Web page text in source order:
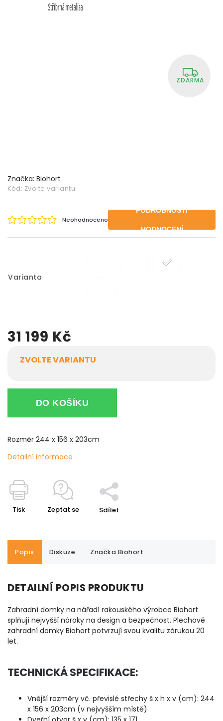
ZDARMA
Značka: Biohort
Kód: Zvolte variantu
Neohodnoceno
PODROBNOSTI
HODNOCENÍ
Varianta
31 199 Kč
ZVOLTE VARIANTU
DO KOŠÍKU
Rozměr 244 x 156 x 203cm
Detailní informace
Tisk Zeptat se Sdílet
Popis Diskuze Značka Biohort
DETAILNÍ POPIS PRODUKTU
Zahradní domky na nářadí rakouského výrobce Biohort
splňují nejvyšší nároky na design a bezpečnost. Plechové
zahradní domky Biohort potvrzují svou kvalitu zárukou 20
let.
TECHNICKÁ SPECIFIKACE:
Vnější rozměry vč. převislé střechy š x h x v (cm): 244
x 156 x 203cm (v nejvyšším místě)